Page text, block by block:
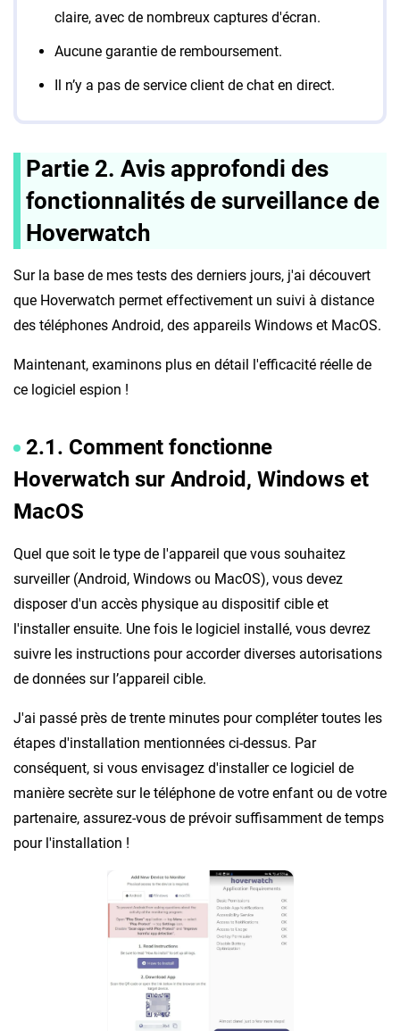
claire, avec de nombreux captures d'écran.
Aucune garantie de remboursement.
Il n’y a pas de service client de chat en direct.
Partie 2. Avis approfondi des
fonctionnalités de surveillance de
Hoverwatch
Sur la base de mes tests des derniers jours, j'ai découvert
que Hoverwatch permet effectivement un suivi à distance
des téléphones Android, des appareils Windows et MacOS.
Maintenant, examinons plus en détail l'efficacité réelle de
ce logiciel espion !
2.1. Comment fonctionne
Hoverwatch sur Android, Windows et
MacOS
Quel que soit le type de l'appareil que vous souhaitez
surveiller (Android, Windows ou MacOS), vous devez
disposer d'un accès physique au dispositif cible et
l'installer ensuite. Une fois le logiciel installé, vous devrez
suivre les instructions pour accorder diverses autorisations
de données sur l’appareil cible.
J'ai passé près de trente minutes pour compléter toutes les
étapes d'installation mentionnées ci-dessus. Par
conséquent, si vous envisagez d'installer ce logiciel de
manière secrète sur le téléphone de votre enfant ou de votre
partenaire, assurez-vous de prévoir suffisamment de temps
pour l'installation !